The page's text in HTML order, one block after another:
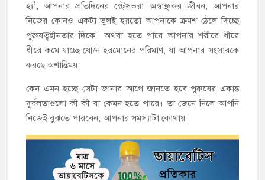
হ্যাঁ, আপনার প্রতিদিনের স্ট্রেসভরা অস্বাস্থ্যকর জীবন, আপনার
নিজের কোনও একটা ভুলই হয়তো আপনাকে ক্রমশ ঠেলে দিচ্ছে
পুরুষত্বহীনতার দিকে। অথবা হতে পারে আপনার শরীরে ধীরে
ধীরে কমে যাচ্ছে যৌ/ন হরমোনের পরিমাণ, যা আপনার সংসারকে
করছে অশান্তিময়।
কেন এমন হচ্ছে সেটা জানার আগে জানতে হবে পুরুষের একান্ত
দুর্বলতাগুলো কী কী বা কেমন হতে পারে। তা জেনে নিলে আপনি
নিজেই বুঝতে পারবেন, আপনার সমস্যাটা কোথায়।